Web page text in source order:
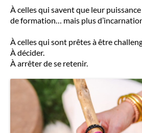
À celles qui savent que leur
de formation… mais plus
À celles qui sont prêtes à être
À décider.
À arrêter de se retenir.